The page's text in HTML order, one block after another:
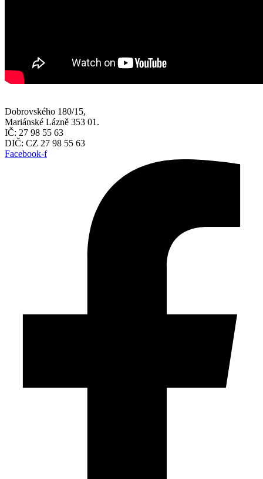
Dobrovského 180/15,
Mariánské Lázně 353 01.
IČ: 27 98 55 63
DIČ: CZ 27 98 55 63
Facebook-f